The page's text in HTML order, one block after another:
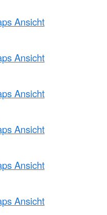
Ansicht
Ansicht
Ansicht
Ansicht
Ansicht
Ansicht